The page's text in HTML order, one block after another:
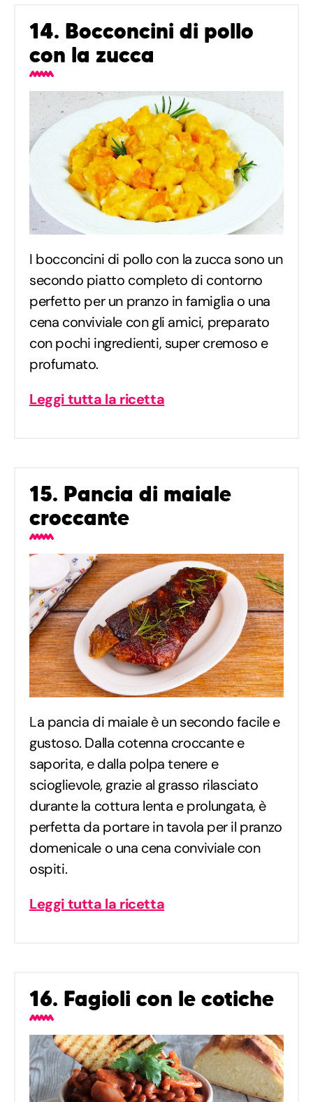
14. Bocconcini di pollo
con la zucca
I bocconcini di pollo con la zucca sono un
secondo piatto completo di contorno
perfetto per un pranzo in famiglia o una
cena conviviale con gli amici, preparato
con pochi ingredienti, super cremoso e
profumato.
Leggi tutta la ricetta
15. Pancia di maiale
croccante
La pancia di maiale è un secondo facile e
gustoso. Dalla cotenna croccante e
saporita, e dalla polpa tenere e
scioglievole, grazie al grasso rilasciato
durante la cottura lenta e prolungata, è
perfetta da portare in tavola per il pranzo
domenicale o una cena conviviale con
ospiti.
Leggi tutta la ricetta
16. Fagioli con le cotiche